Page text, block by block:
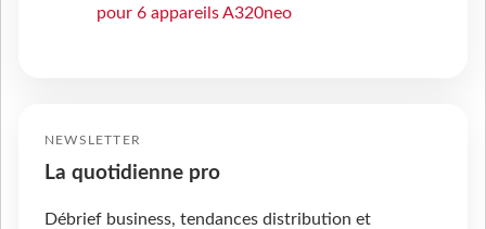
pour 6 appareils A320neo
NEWSLETTER
La quotidienne pro
Débrief business, tendances distribution et